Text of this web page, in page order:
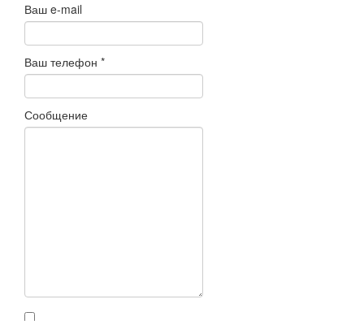
Ваш e-mail
Ваш телефон *
Сообщение